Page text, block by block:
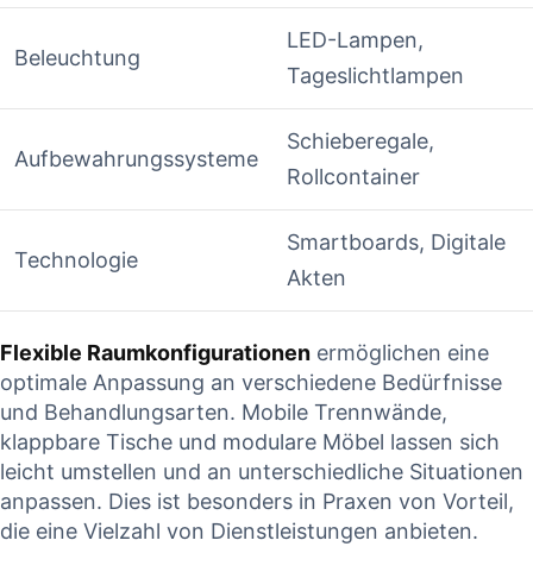
Beleuchtung
LED-Lampen,
Tageslichtlampen
Aufbewahrungssysteme
Schieberegale,
Rollcontainer
Technologie
Smartboards, Digitale
Akten
Flexible Raumkonfigurationen ermöglichen eine
optimale Anpassung an verschiedene Bedürfnisse
und Behandlungsarten. Mobile Trennwände,
klappbare Tische und modulare Möbel lassen sich
leicht umstellen und an unterschiedliche Situationen
anpassen. Dies ist besonders in Praxen von Vorteil,
die eine Vielzahl von Dienstleistungen anbieten.